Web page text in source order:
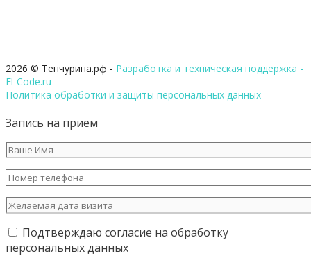
2026 © Тенчурина.рф - Разработка и техническая поддержка -
El-Code.ru
Политика обработки и защиты персональных данных
Запись на приём
Подтверждаю согласие на обработку
персональных данных